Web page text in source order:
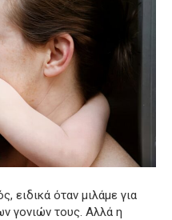
ειδικά όταν μιλάμε για
γονιών τους. Αλλά η